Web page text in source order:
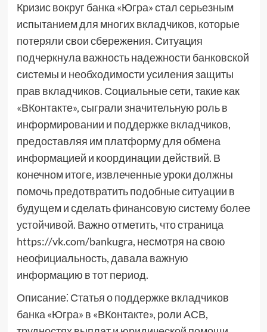
Кризис вокруг банка «Югра» стал серьезным
испытанием для многих вкладчиков, которые
потеряли свои сбережения. Ситуация
подчеркнула важность надежности банковской
системы и необходимости усиления защиты
прав вкладчиков. Социальные сети, такие как
«ВКонтакте», сыграли значительную роль в
информировании и поддержке вкладчиков,
предоставляя им платформу для обмена
информацией и координации действий. В
конечном итоге, извлеченные уроки должны
помочь предотвратить подобные ситуации в
будущем и сделать финансовую систему более
устойчивой. Важно отметить, что страница
https://vk.com/bankugra, несмотря на свою
неофициальность, давала важную
информацию в тот период.
Описание⁚ Статья о поддержке вкладчиков
банка «Югра» в «ВКонтакте», роли АСВ,